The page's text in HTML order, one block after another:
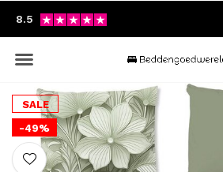
8.5
SALE
-49%